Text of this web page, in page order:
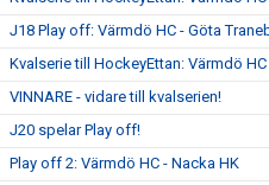
J18 Play off: Värmdö HC - Göta
Kvalserie till HockeyEttan: Värmdö HC
VINNARE - vidare till kvalserien!
J20 spelar Play off!
Play off 2: Värmdö HC - Nacka HK